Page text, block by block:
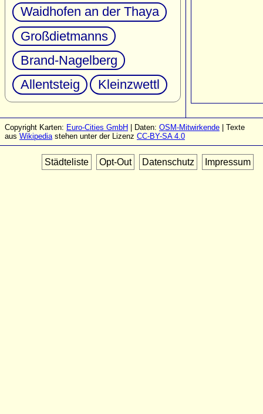
Waidhofen an der Thaya
Großdietmanns
Brand-Nagelberg
Allentsteig
Kleinzwettl
Copyright Karten: Euro-Cities GmbH | Daten: OSM-Mitwirkende | Texte
aus Wikipediastehen unter der Lizenz CC-BY-SA 4.0
Städteliste Opt-Out Datenschutz Impressum